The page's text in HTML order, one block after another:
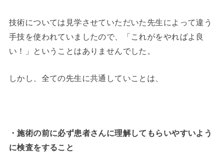
技術については見学させていただいた先生によって違う
手技を使われていましたので、「これがをやればよ良
い！」ということはありませんでした。
しかし、全ての先生に共通していことは、
・施術の前に必ず患者さんに理解してもらいやすいよう
に検査をすること